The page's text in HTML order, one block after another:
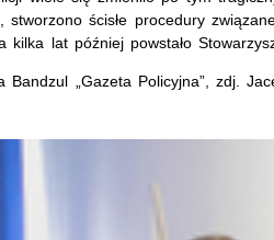
stworzono ścisłe procedury
kilka lat później powstało
Bandzul „Gazeta Policyjna”, zdj.